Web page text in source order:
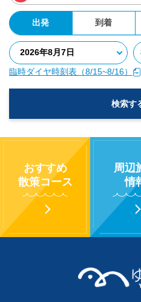
出発 到着
臨時ダイヤ時刻表（8/15~8/16）
検索す
おすすめ
散策コース
周辺
情